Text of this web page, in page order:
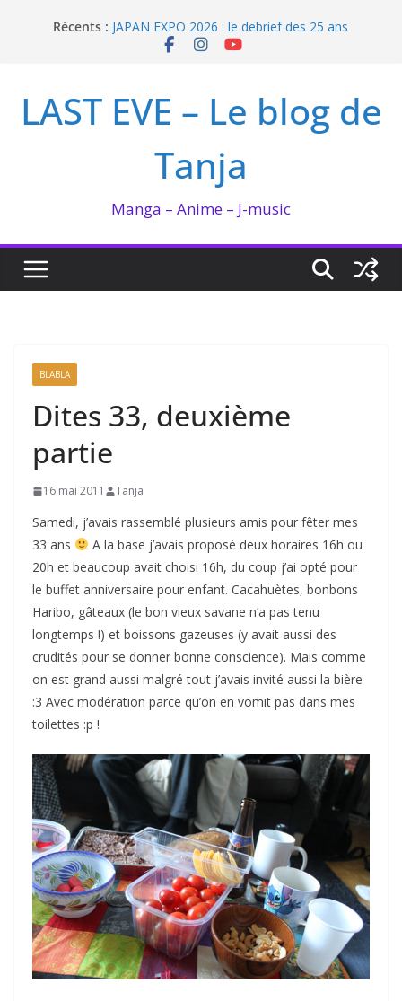
Récents : JAPAN EXPO 2026 : le debrief des 25 ans
Bilan lecture et visionnage de juillet 2026
Enomoto n’est pas un ange
LAST EVE – Le blog de
Tanja
Manga – Anime – J-music
BLABLA
Dites 33, deuxième
partie
16 mai 2011 Tanja
Samedi, j’avais rassemblé plusieurs amis pour fêter mes
33 ans
A la base j’avais proposé deux horaires 16h ou
20h et beaucoup avait choisi 16h, du coup j’ai opté pour
le buffet anniversaire pour enfant. Cacahuètes, bonbons
Haribo, gâteaux (le bon vieux savane n’a pas tenu
longtemps !) et boissons gazeuses (y avait aussi des
crudités pour se donner bonne conscience). Mais comme
on est grand aussi malgré tout j’avais invité aussi la bière
:3 Avec modération parce qu’on en vomit pas dans mes
toilettes :p !